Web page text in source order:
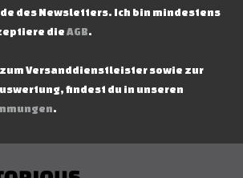
des Newsletters. Ich bin mindestens
die AGB.
Versanddienstleister sowie zur
findest du in unseren
.